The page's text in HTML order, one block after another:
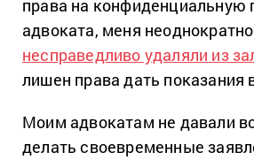
права на конфиденциальную
адвоката, меня неоднократно
несправедливо удаляли из
лишен права дать показания
Моим адвокатам не давали
делать своевременные